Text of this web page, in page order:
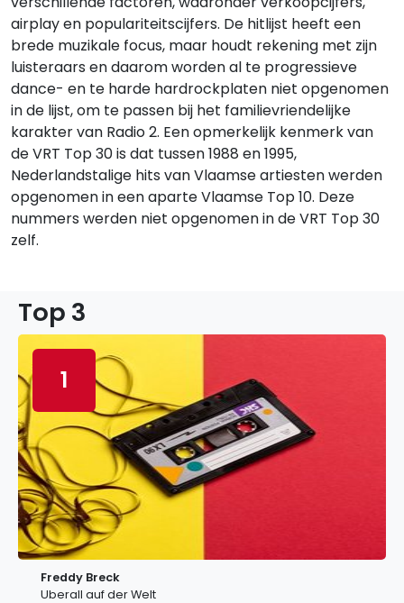
airplay en populariteitscijfers. De hitlijst heeft een
brede muzikale focus, maar houdt rekening met zijn
luisteraars en daarom worden al te progressieve
dance- en te harde hardrockplaten niet opgenomen
in de lijst, om te passen bij het familievriendelijke
karakter van Radio 2. Een opmerkelijk kenmerk van
de VRT Top 30 is dat tussen 1988 en 1995,
Nederlandstalige hits van Vlaamse artiesten werden
opgenomen in een aparte Vlaamse Top 10. Deze
nummers werden niet opgenomen in de VRT Top 30
zelf.
Top 3
1
Freddy Breck
Uberall auf der Welt